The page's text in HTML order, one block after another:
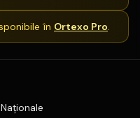
în Ortexo Pro.